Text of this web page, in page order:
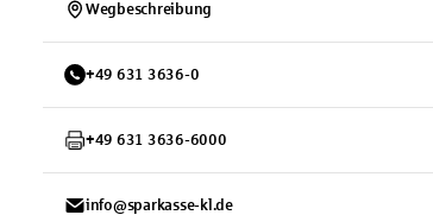
Wegbeschreibung
+49 631 3636-0
+49 631 3636-6000
info@sparkasse-kl.de